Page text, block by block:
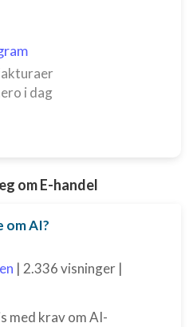
i dag
om E-handel
om AI?
| 2.336 visninger |
med krav om AI-